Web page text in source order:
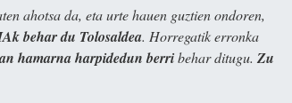
ahotsa da, eta urte hauen guztien ondoren,
behar du Tolosaldea. Horregatik erronka
hamarna harpidedun berribehar ditugu. Zu